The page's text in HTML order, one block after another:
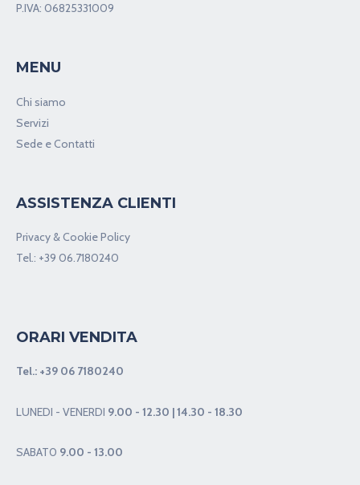
P.IVA: 06825331009
MENU
Chi siamo
Servizi
Sede e Contatti
ASSISTENZA CLIENTI
Privacy & Cookie Policy
Tel.: +39 06.7180240
ORARI VENDITA
Tel.: +39 06 7180240
LUNEDI - VENERDI 9.00 - 12.30 | 14.30 - 18.30
SABAT0 9.00 - 13.00